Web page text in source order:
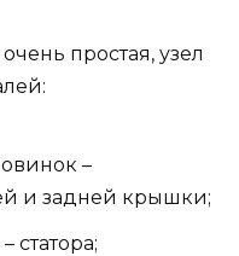
простая, узел
–
и задней крышки;
статора;